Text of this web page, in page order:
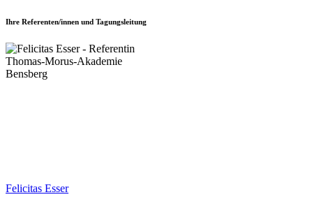
Ihre Referenten/innen und Tagungsleitung
Felicitas Esser